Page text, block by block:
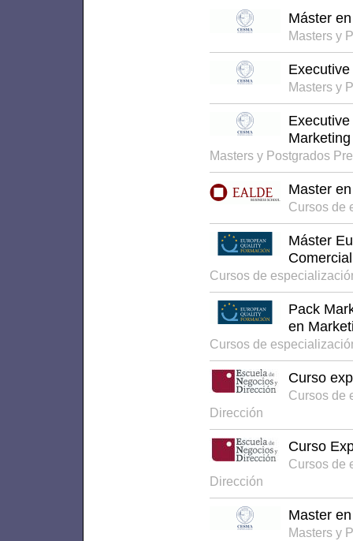
Máster
Masters y
Masters y
Marketing
Masters y Postgrados
Master
Cursos de
Máster
Comercial
Cursos de
Pack
en
Cursos de
Curso
Cursos de
Dirección
Curso
Cursos de
Dirección
Master
Masters y